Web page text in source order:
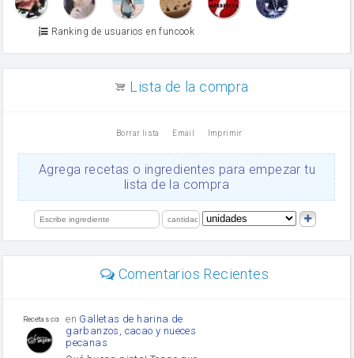
Azúcar glass
Azúcar moreno
Zumo de limón
arroz
Ajos
salsa de soja
limón
Ranking de usuarios en funcook
Lista de la compra
Borrar lista Email Imprimir
Agrega recetas o ingredientes para empezar tu
lista de la compra
Comentarios Recientes
Recetas con sazon
en Galletas de harina de
garbanzos, cacao y nueces
pecanas